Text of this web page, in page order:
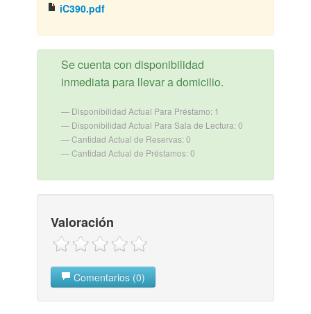
iC390.pdf
Se cuenta con disponibilidad
inmediata para llevar a domicilio.
Disponibilidad Actual Para Préstamo: 1
Disponibilidad Actual Para Sala de Lectura: 0
Cantidad Actual de Reservas: 0
Cantidad Actual de Préstamos: 0
Valoración
Comentarios (0)